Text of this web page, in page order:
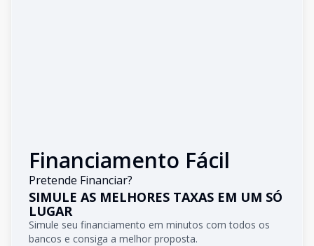
Financiamento Fácil
Pretende Financiar?
SIMULE AS MELHORES TAXAS EM UM SÓ
LUGAR
Simule seu financiamento em minutos com todos os
bancos e consiga a melhor proposta.